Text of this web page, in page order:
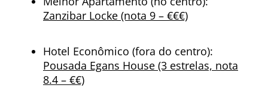
Zanzibar Locke (nota 9 – €€€)
Hotel Econômico (fora do centro):
Pousada Egans House (3 estrelas, nota
8.4 – €€)